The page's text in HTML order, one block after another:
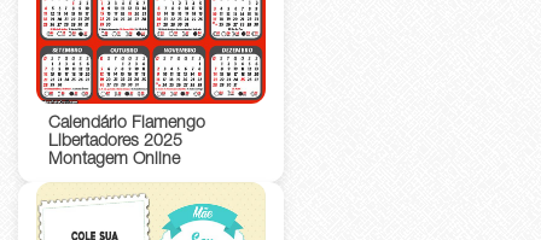
Calendário Flamengo
Libertadores 2025
Montagem Online